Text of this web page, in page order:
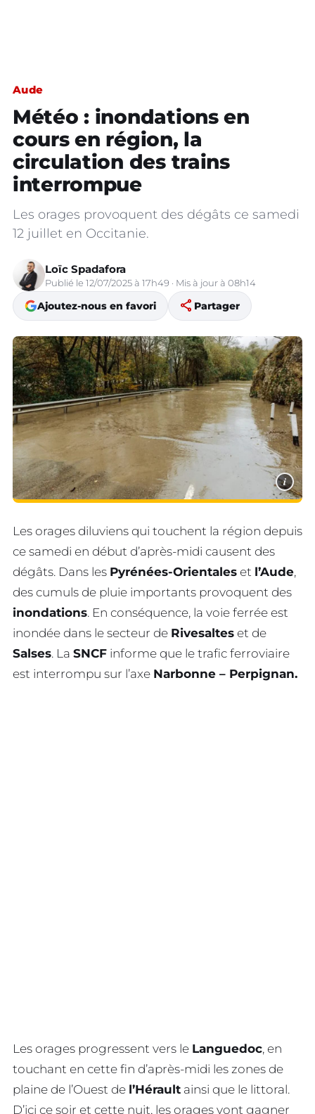
Aude
Météo : inondations en
cours en région, la
circulation des trains
interrompue
Les orages provoquent des dégâts ce samedi
12 juillet en Occitanie.
Loïc Spadafora
Publié le 12/07/2025 à 17h49 · Mis à jour à 08h14
Ajoutez-nous en favori share Partager
i
Les orages diluviens qui touchent la région depuis
ce samedi en début d’après-midi causent des
dégâts. Dans les Pyrénées-Orientales et l’Aude,
des cumuls de pluie importants provoquent des
inondations. En conséquence, la voie ferrée est
inondée dans le secteur de Rivesaltes et de
Salses. La SNCF informe que le trafic ferroviaire
est interrompu sur l’axe Narbonne – Perpignan.
Les orages progressent vers le Languedoc, en
touchant en cette fin d’après-midi les zones de
plaine de l’Ouest de l’Hérault ainsi que le littoral.
D’ici ce soir et cette nuit, les orages vont gagner